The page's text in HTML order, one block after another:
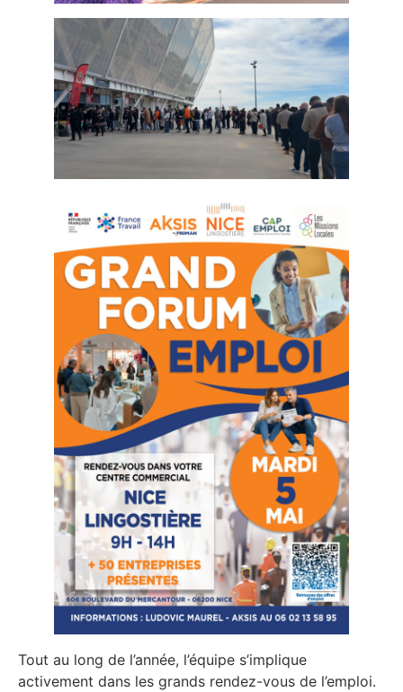
Tout au long de l’année, l’équipe s’implique
activement dans les grands rendez-vous de l’emploi.